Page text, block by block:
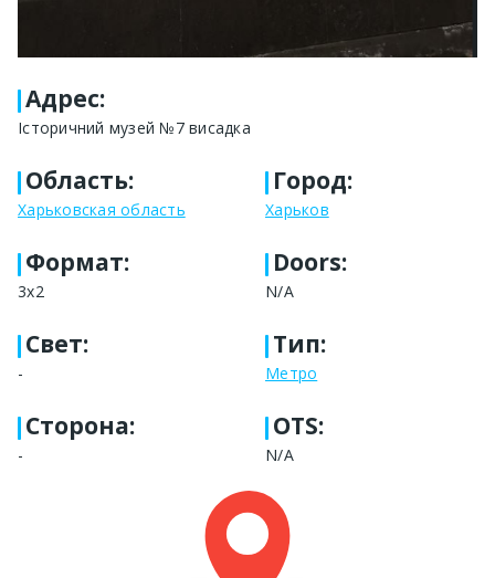
Адрес:
Історичний музей №7 висадка
Область:
Харьковская область
Город:
Харьков
Формат:
3х2
Doors:
N/A
Свет:
-
Тип:
Метро
Сторона:
-
OTS:
N/A